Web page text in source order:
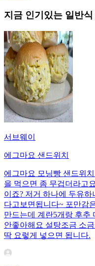
지금 인기있는 일반식
서브웨이
에그마요 샌드위치
에그마요 모닝빵 샌드위
을 먹으면 좀 무겁더라고
이죠? 저거 하나에 두유
다고보면됩니다~ 포만감
만드는데 계란5개랑 후추
안좋아해요 설탕조금 소
딱 요렇게 넣으면 됩니다.